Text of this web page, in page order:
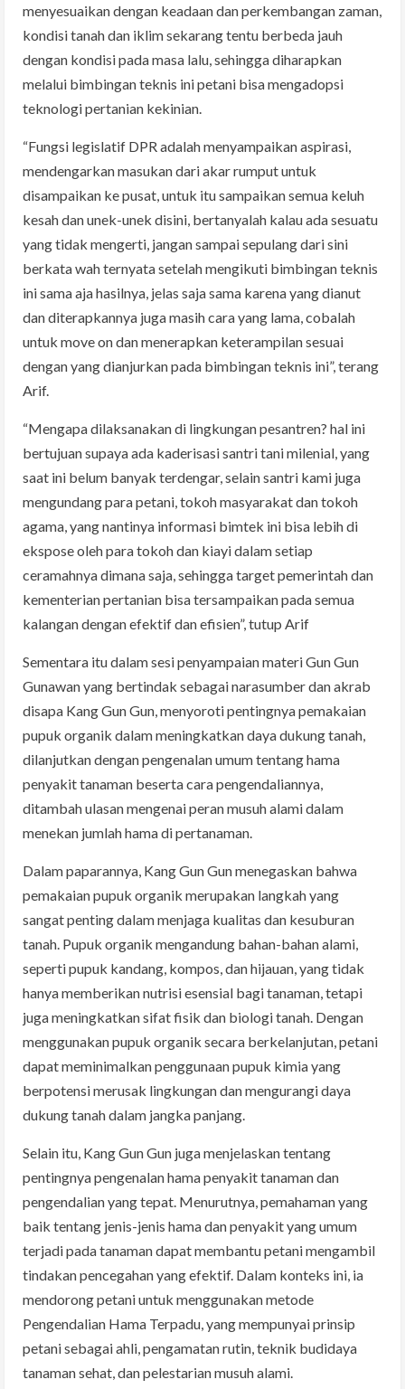
menyesuaikan dengan keadaan dan perkembangan zaman,
kondisi tanah dan iklim sekarang tentu berbeda jauh
dengan kondisi pada masa lalu, sehingga diharapkan
melalui bimbingan teknis ini petani bisa mengadopsi
teknologi pertanian kekinian.
“Fungsi legislatif DPR adalah menyampaikan aspirasi,
mendengarkan masukan dari akar rumput untuk
disampaikan ke pusat, untuk itu sampaikan semua keluh
kesah dan unek-unek disini, bertanyalah kalau ada sesuatu
yang tidak mengerti, jangan sampai sepulang dari sini
berkata wah ternyata setelah mengikuti bimbingan teknis
ini sama aja hasilnya, jelas saja sama karena yang dianut
dan diterapkannya juga masih cara yang lama, cobalah
untuk move on dan menerapkan keterampilan sesuai
dengan yang dianjurkan pada bimbingan teknis ini”, terang
Arif.
“Mengapa dilaksanakan di lingkungan pesantren? hal ini
bertujuan supaya ada kaderisasi santri tani milenial, yang
saat ini belum banyak terdengar, selain santri kami juga
mengundang para petani, tokoh masyarakat dan tokoh
agama, yang nantinya informasi bimtek ini bisa lebih di
ekspose oleh para tokoh dan kiayi dalam setiap
ceramahnya dimana saja, sehingga target pemerintah dan
kementerian pertanian bisa tersampaikan pada semua
kalangan dengan efektif dan efisien”, tutup Arif
Sementara itu dalam sesi penyampaian materi Gun Gun
Gunawan yang bertindak sebagai narasumber dan akrab
disapa Kang Gun Gun, menyoroti pentingnya pemakaian
pupuk organik dalam meningkatkan daya dukung tanah,
dilanjutkan dengan pengenalan umum tentang hama
penyakit tanaman beserta cara pengendaliannya,
ditambah ulasan mengenai peran musuh alami dalam
menekan jumlah hama di pertanaman.
Dalam paparannya, Kang Gun Gun menegaskan bahwa
pemakaian pupuk organik merupakan langkah yang
sangat penting dalam menjaga kualitas dan kesuburan
tanah. Pupuk organik mengandung bahan-bahan alami,
seperti pupuk kandang, kompos, dan hijauan, yang tidak
hanya memberikan nutrisi esensial bagi tanaman, tetapi
juga meningkatkan sifat fisik dan biologi tanah. Dengan
menggunakan pupuk organik secara berkelanjutan, petani
dapat meminimalkan penggunaan pupuk kimia yang
berpotensi merusak lingkungan dan mengurangi daya
dukung tanah dalam jangka panjang.
Selain itu, Kang Gun Gun juga menjelaskan tentang
pentingnya pengenalan hama penyakit tanaman dan
pengendalian yang tepat. Menurutnya, pemahaman yang
baik tentang jenis-jenis hama dan penyakit yang umum
terjadi pada tanaman dapat membantu petani mengambil
tindakan pencegahan yang efektif. Dalam konteks ini, ia
mendorong petani untuk menggunakan metode
Pengendalian Hama Terpadu, yang mempunyai prinsip
petani sebagai ahli, pengamatan rutin, teknik budidaya
tanaman sehat, dan pelestarian musuh alami.